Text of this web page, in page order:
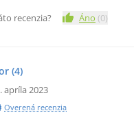
recenzia?
Áno (0)
(4)
apríla 2023
Overená recenzia